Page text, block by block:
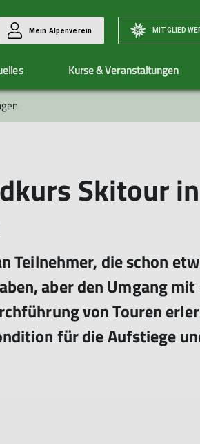
Mein.Alpenverein MITGLIED
Sektionshefte
Kurse & Veranstaltungen
& Touren
Anmeldung
Allgemeine Bedingungen
Natur & Klima
Klimarechner
Wasserturm
werden
Skitour in
Teilnehmer, die schon
aber den Umgang
von Touren
für die Aufstiege